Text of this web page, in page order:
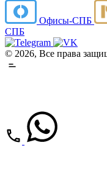
Офисы-СПБ
СПБ
© 2026, Все права